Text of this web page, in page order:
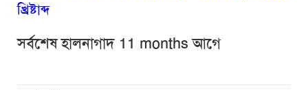
খ্রিষ্টাব্দ
সর্বশেষ হালনাগাদ 11 months আগে